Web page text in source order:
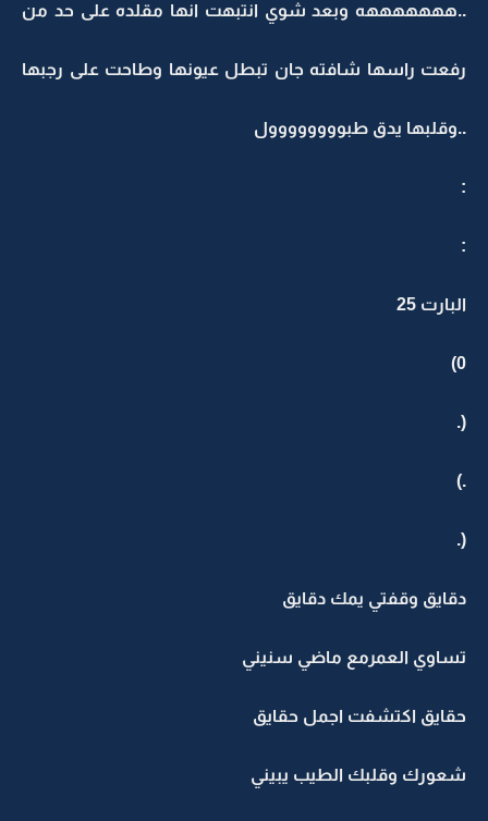
..هههههههه وبعد شوي انتبهت انها مقلده على حد من
رفعت راسها شافته جان تبطل عيونها وطاحت على رجبها
..وقلبها يدق طبوووووووول
:
:
البارت 25
0)
(.
.)
(.
دقايق وقفتي يمك دقايق
تساوي العمرمع ماضي سنيني
حقايق اكتشفت اجمل حقايق
شعورك وقلبك الطيب يبيني